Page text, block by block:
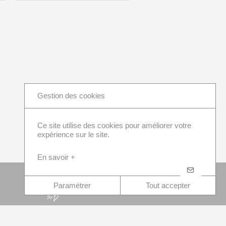
Contactez-nous
Gestion des cookies
Ce site utilise des cookies pour améliorer votre
expérience sur le site.
En savoir +
Paramétrer Tout accepter